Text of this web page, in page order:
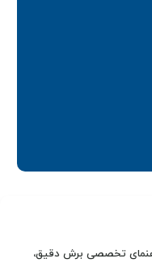
تخصصی برش دقیق،